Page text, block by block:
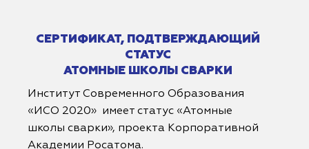
СЕРТИФИКАТ, ПОДТВЕРЖДАЮЩИЙ
СТАТУС
АТОМНЫЕ ШКОЛЫ СВАРКИ
Институт Современного Образования
«ИСО 2020» имеет статус «Атомные
школы сварки», проекта Корпоративной
Академии Росатома.